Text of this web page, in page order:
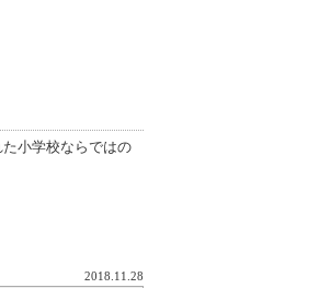
小学校ならではの
2018.11.28